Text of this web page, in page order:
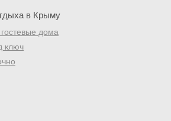
в Крыму
дома
ключ